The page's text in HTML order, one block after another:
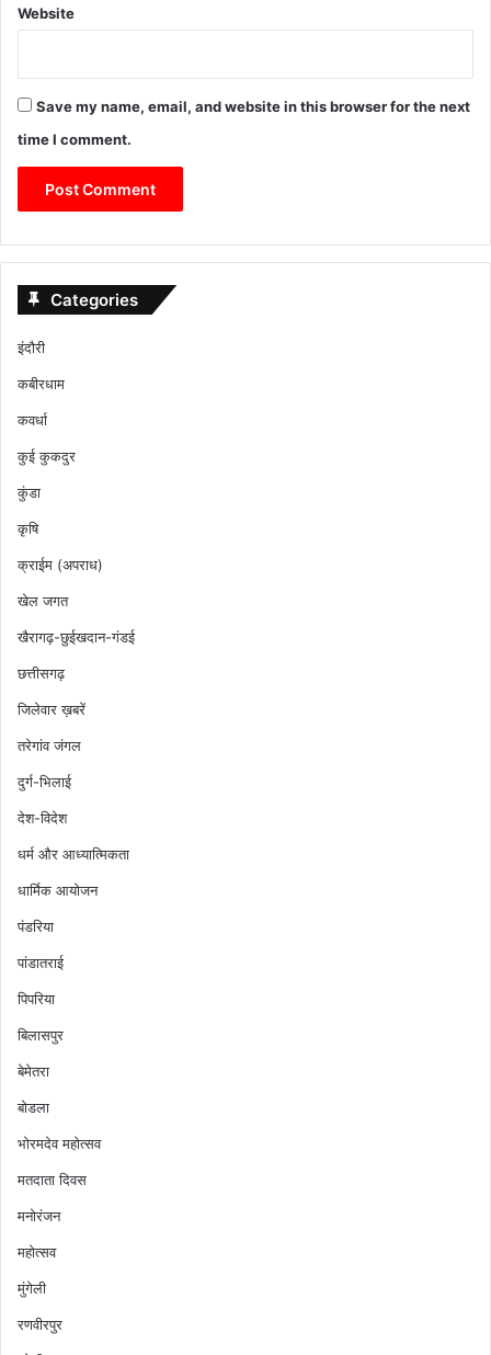
Website
Save my name, email, and website in this browser for the next
time I comment.
Categories
इंदौरी
कबीरधाम
कवर्धा
कुई कुकदुर
कुंडा
कृषि
क्राईम (अपराध)
खेल जगत
खैरागढ़-छुईखदान-गंडई
छत्तीसगढ़
जिलेवार ख़बरें
तरेगांव जंगल
दुर्ग-भिलाई
देश-विदेश
धर्म और आध्यात्मिकता
धार्मिक आयोजन
पंडरिया
पांडातराई
पिपरिया
बिलासपुर
बेमेतरा
बोडला
भोरमदेव महोत्सव
मतदाता दिवस
मनोरंजन
महोत्सव
मुंगेली
रणवीरपुर